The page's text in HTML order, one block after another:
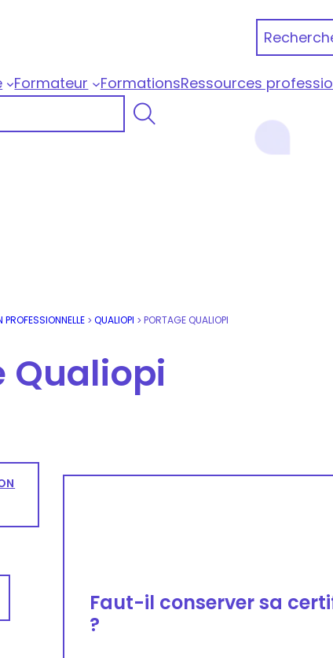
Recherche
Formateur FormationsRessources
> QUALIOPI > PORTAGE QUALIOPI
Qualiopi
Faut-il conserver sa
?